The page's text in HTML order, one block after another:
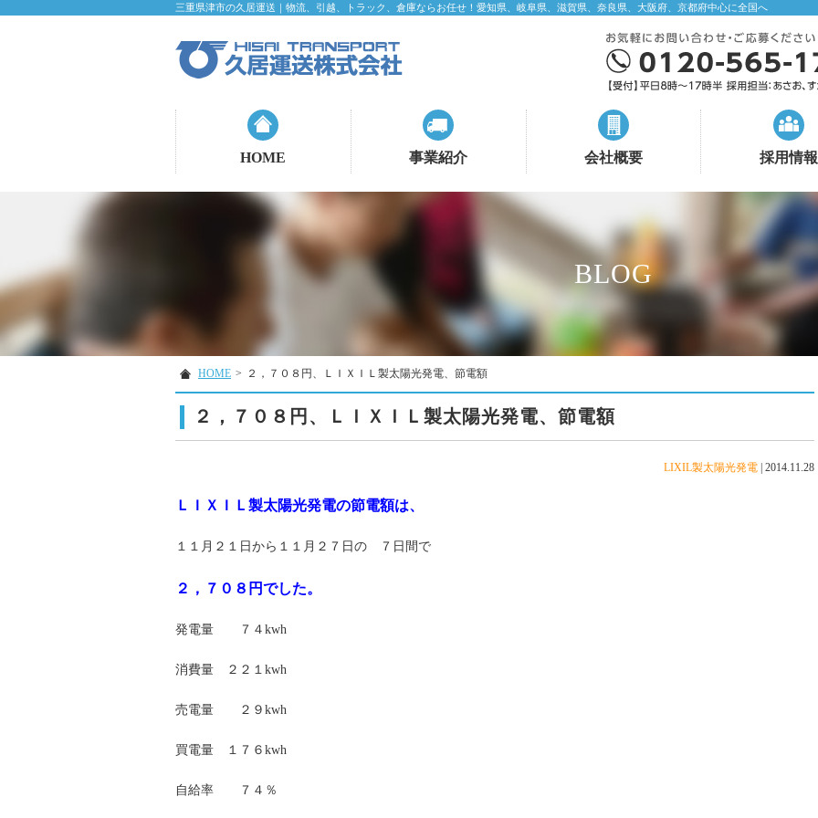
三重県津市の久居運送｜物流、引越、トラック、倉庫ならお任せ！愛知県、岐阜県、滋賀県、奈良県、大阪府、京都府中心に全国へ
HOME 事業紹介 会社概要 採用情報
BLOG
HOME > ２，７０８円、ＬＩＸＩＬ製太陽光発電、節電額
２，７０８円、ＬＩＸＩＬ製太陽光発電、節電額
LIXIL製太陽光発電 2014.11.28
ＬＩＸＩＬ製太陽光発電の節電額は、
１１月２１日から１１月２７日の ７日間で
２，７０８円でした。
発電量 ７４kwh
消費量 ２２１kwh
売電量 ２９kwh
買電量 １７６kwh
自給率 ７４％